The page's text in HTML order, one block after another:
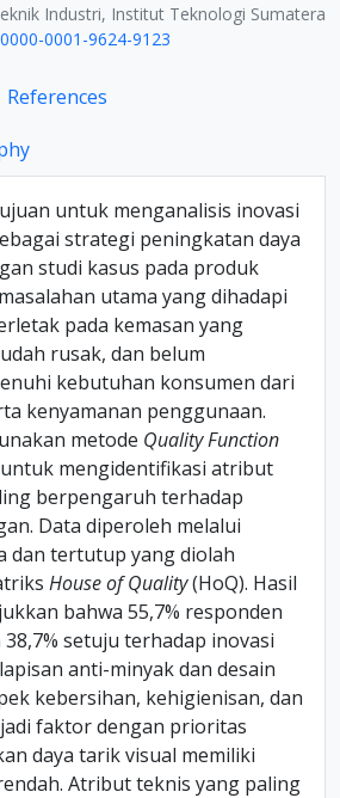
Industri, Institut Teknologi Sumatera
0001-9624-9123
References
untuk menganalisis inovasi
strategi peningkatan daya
studi kasus pada produk
utama yang dihadapi
pada kemasan yang
rusak, dan belum
kebutuhan konsumen dari
kenyamanan penggunaan.
metode Quality Function
mengidentifikasi atribut
berpengaruh terhadap
Data diperoleh melalui
dan tertutup yang diolah
House of Quality(HoQ). Hasil
bahwa 55,7% responden
setuju terhadap inovasi
anti-minyak dan desain
kebersihan, kehigienisan, dan
faktor dengan prioritas
daya tarik visual memiliki
Atribut teknis yang paling